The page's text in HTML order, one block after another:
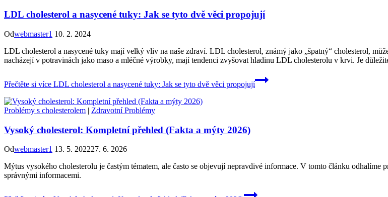
LDL cholesterol a nasycené tuky: Jak se tyto dvě věci propojují
Odwebmaster1 10. 2. 2024
LDL cholesterol a nasycené tuky mají velký vliv na naše zdraví. LDL cholesterol, známý jako „špatný“ cholesterol,
nacházejí v potravinách jako maso a mléčné výrobky, mají tendenci zvyšovat hladinu LDL cholesterolu v krvi. Je
Přečtěte si více LDL cholesterol a nasycené tuky: Jak se tyto dvě věci propojují
Problémy s cholesterolem | Zdravotní Problémy
Vysoký cholesterol: Kompletní přehled (Fakta a mýty 2026)
Odwebmaster1 13. 5. 202227. 6. 2026
Mýtus vysokého cholesterolu je častým tématem, ale často se objevují nepravdivé informace. V tomto článku
správnými informacemi.